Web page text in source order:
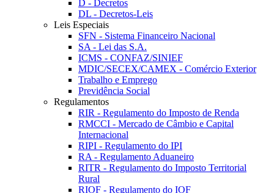
D - Decretos
DL - Decretos-Leis
Leis Especiais
SFN - Sistema Financeiro Nacional
SA - Lei das S.A.
ICMS - CONFAZ/SINIEF
MDIC/SECEX/CAMEX - Comércio Exterior
Trabalho e Emprego
Previdência Social
Regulamentos
RIR - Regulamento do Imposto de Renda
RMCCI - Mercado de Câmbio e Capital
Internacional
RIPI - Regulamento do IPI
RA - Regulamento Aduaneiro
RITR - Regulamento do Imposto Territorial
Rural
RIOF - Regulamento do IOF